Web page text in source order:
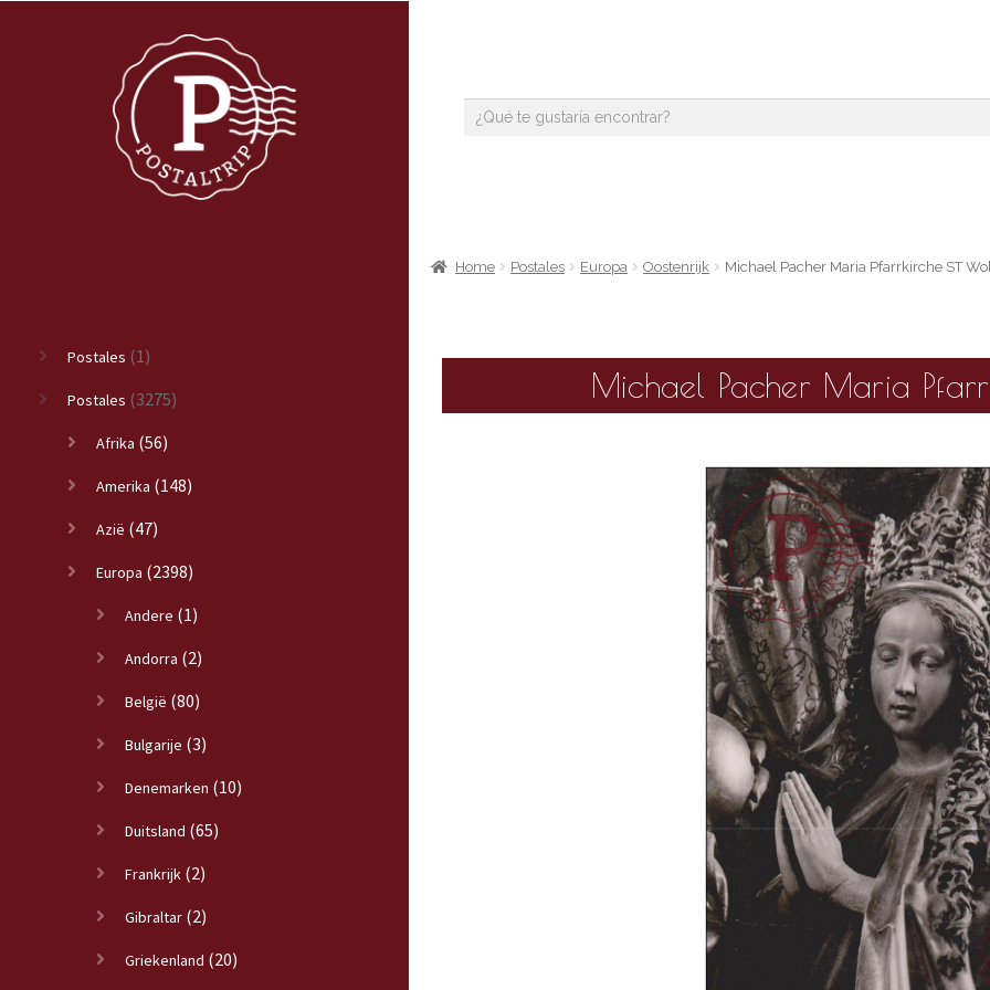
Postales (1)
Postales (3275)
Afrika (56)
Amerika (148)
Azië (47)
Europa (2398)
Andere (1)
Andorra (2)
België (80)
Bulgarije (3)
Denemarken (10)
Duitsland (65)
Frankrijk (2)
Gibraltar (2)
Griekenland (20)
Home Postales Europa Oostenrijk Michael Pacher Maria Pfarrkirche ST
Michael Pacher Maria